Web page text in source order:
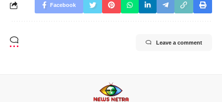
Facebook
Leave a comment